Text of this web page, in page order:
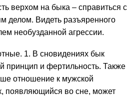
верхом на быка – справиться с
делом. Видеть разъяренного
необузданной агрессии.
1. В сновидениях бык
принцип и фертильность. Также
отношение к мужской
появляющийся во сне, может